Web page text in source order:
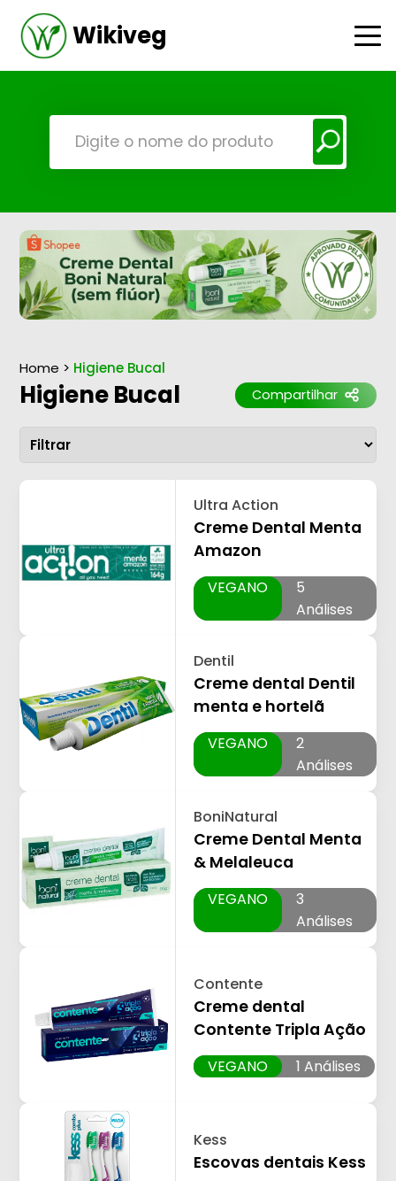
Wikiveg
Home > Higiene Bucal
Higiene Bucal Compartilhar
Ultra Action
Creme Dental Menta
Amazon
VEGANO
5
Análises
Dentil
Creme dental Dentil
menta e hortelã
VEGANO
2
Análises
BoniNatural
Creme Dental Menta
& Melaleuca
VEGANO
3
Análises
Contente
Creme dental
Contente Tripla Ação
VEGANO 1 Análises
Kess
Escovas dentais Kess